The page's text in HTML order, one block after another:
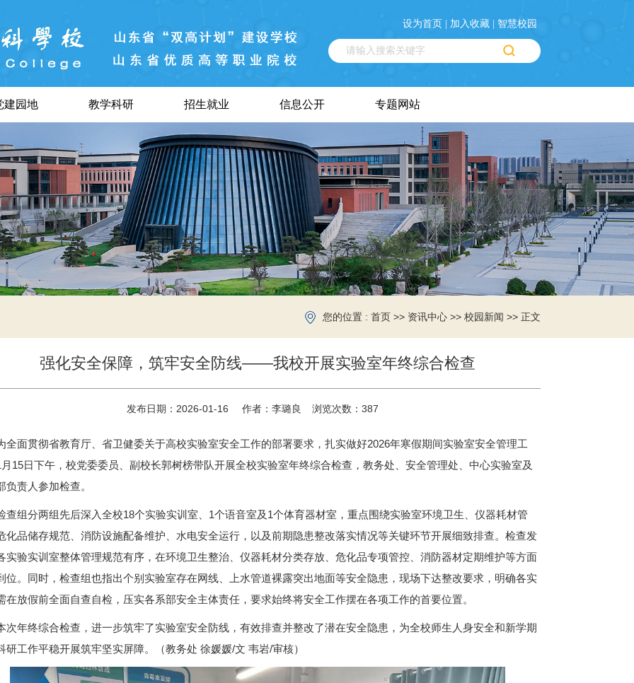
设为首页 | 加入收藏 | 智慧校园
建园地 教学科研 招生就业 信息公开 专题网站
您的位置 : 首页 >> 资讯中心 >> 校园新闻 >> 正文
强化安全保障，筑牢安全防线——我校开展实验室年终综合检查
发布日期：2026-01-16 作者：李璐良 浏览次数： 387
全面贯彻省教育厅、省卫健委关于高校实验室安全工作的部署要求，扎实做好2026年寒假期间实验室安全管理工
15日下午，校党委委员、副校长郭树榜带队开展全校实验室年终综合检查，教务处、安全管理处、中心实验室及
负责人参加检查。
查组分两组先后深入全校18个实验实训室、1个语音室及1个体育器材室，重点围绕实验室环境卫生、仪器耗材管
化品储存规范、消防设施配备维护、水电安全运行，以及前期隐患整改落实情况等关键环节开展细致排查。检查发
实验实训室整体管理规范有序，在环境卫生整治、仪器耗材分类存放、危化品专项管控、消防器材定期维护等方面
位。同时，检查组也指出个别实验室存在网线、上水管道裸露突出地面等安全隐患，现场下达整改要求，明确各实
在放假前全面自查自检，压实各系部安全主体责任，要求始终将安全工作摆在各项工作的首要位置。
次年终综合检查，进一步筑牢了实验室安全防线，有效排查并整改了潜在安全隐患，为全校师生人身安全和新学期
研工作平稳开展筑牢坚实屏障。（教务处 徐媛媛/文 韦岩/审核）